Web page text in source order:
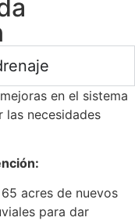
en el sistema
las necesidades
acres de nuevos
para dar